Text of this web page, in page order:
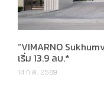
“VIMARNO
เริ่ม 13.9 ลบ.*
14 ก.ค. 2569